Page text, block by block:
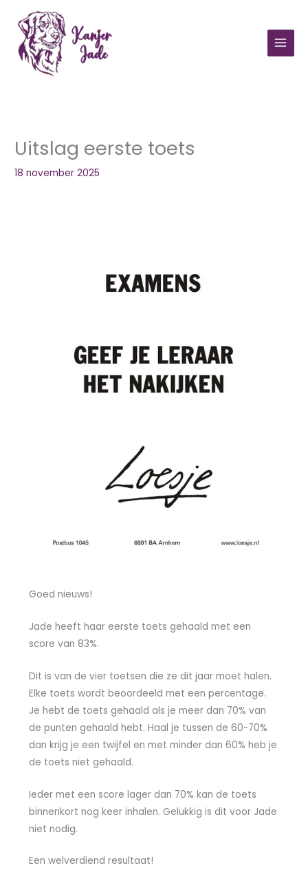
naar
inhoud
Uitslag eerste toets
18 november 2025
Goed nieuws!
Jade heeft haar eerste toets gehaald met een
score van 83%.
Dit is van de vier toetsen die ze dit jaar moet halen.
Elke toets wordt beoordeeld met een percentage.
Je hebt de toets gehaald als je meer dan 70% van
de punten gehaald hebt. Haal je tussen de 60-70%
dan krijg je een twijfel en met minder dan 60% heb je
de toets niet gehaald.
Ieder met een score lager dan 70% kan de toets
binnenkort nog keer inhalen. Gelukkig is dit voor Jade
niet nodig.
Een welverdiend resultaat!